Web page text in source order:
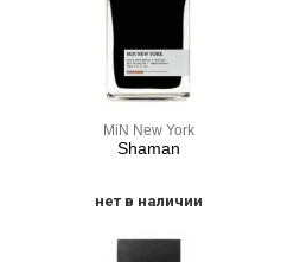
MiN New York
Shaman
нет в наличии